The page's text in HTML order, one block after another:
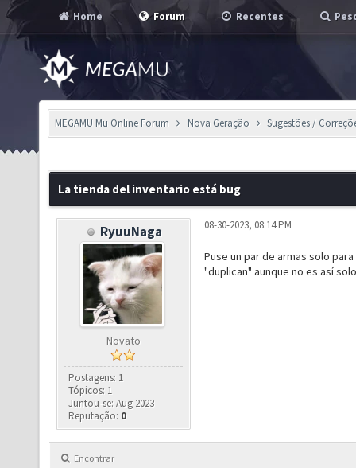
Home Forum Recentes
MEGAMU Mu Online Forum Nova Geração Sugestões /
La tienda del inventario está bug
RyuuNaga
Novato
Postagens: 1
Tópicos: 1
Juntou-se: Aug 2023
Reputação: 0
08-30-2023, 08:14 PM
Puse un par de armas solo
"duplican" aunque no es así
Encontrar